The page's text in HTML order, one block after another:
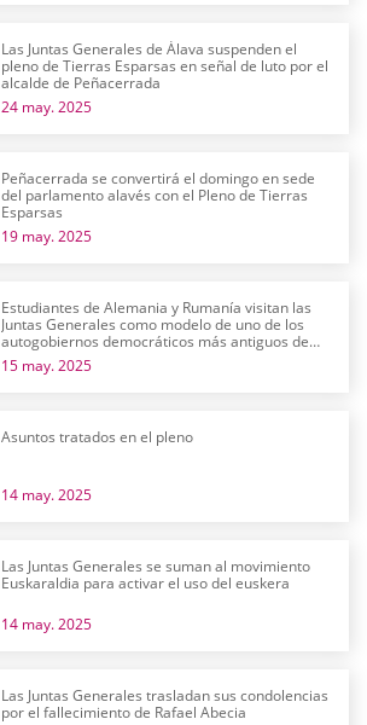
Las Juntas Generales de Álava suspenden el
pleno de Tierras Esparsas en señal de luto por el
alcalde de Peñacerrada
24 may. 2025
Peñacerrada se convertirá el domingo en sede
del parlamento alavés con el Pleno de Tierras
Esparsas
19 may. 2025
Estudiantes de Alemania y Rumanía visitan las
Juntas Generales como modelo de uno de los
autogobiernos democráticos más antiguos de
Europa
15 may. 2025
Asuntos tratados en el pleno
14 may. 2025
Las Juntas Generales se suman al movimiento
Euskaraldia para activar el uso del euskera
14 may. 2025
Las Juntas Generales trasladan sus condolencias
por el fallecimiento de Rafael Abecia